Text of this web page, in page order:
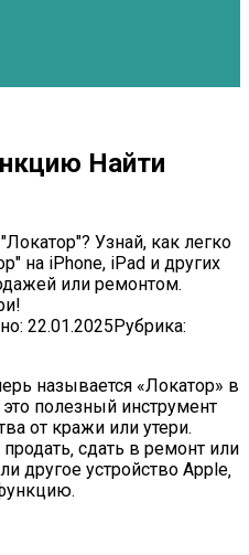
Найти
Узнай, как легко
на iPhone, iPad и других
или ремонтом.
22.01.2025Рубрика:
называется «Локатор» в
полезный инструмент
от кражи или утери.
сдать в ремонт или
другое устройство Apple‚